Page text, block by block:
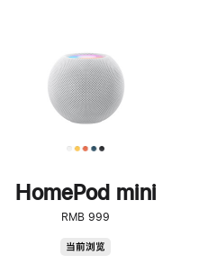
HomePod mini
RMB 999
当前浏览